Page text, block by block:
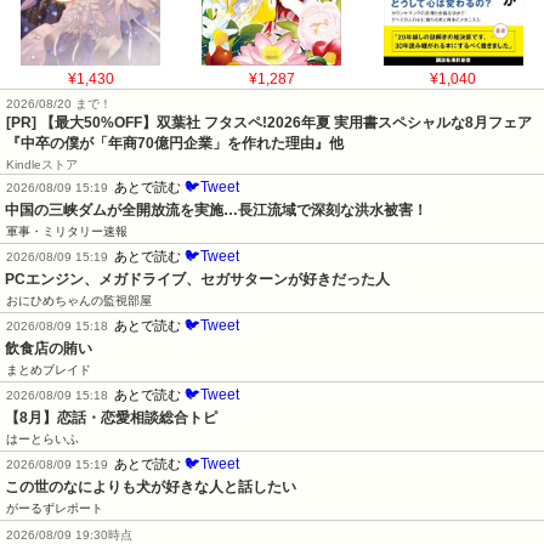
¥1,430 ¥1,287 ¥1,040
2026/08/20 まで！
[PR]
【最大50%OFF】双葉社 フタスペ!2026年夏 実用書スペシャルな8月フェア
『中卒の僕が「年商70億円企業」を作れた理由』他
Kindleストア
2026/08/09 15:19 あとで読む 🐦Tweet
中国の三峡ダムが全開放流を実施…長江流域で深刻な洪水被害！
軍事・ミリタリー速報
2026/08/09 15:19 あとで読む 🐦Tweet
PCエンジン、メガドライブ、セガサターンが好きだった人
おにひめちゃんの監視部屋
2026/08/09 15:18 あとで読む 🐦Tweet
飲食店の賄い
まとめブレイド
2026/08/09 15:18 あとで読む 🐦Tweet
【8月】恋話・恋愛相談総合トピ
はーとらいふ
2026/08/09 15:19 あとで読む 🐦Tweet
この世のなによりも犬が好きな人と話したい
がーるずレポート
2026/08/09 19:30時点